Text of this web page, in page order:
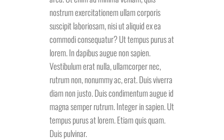
nostrum exercitationem ullam corporis
suscipit laboriosam, nisi ut aliquid ex ea
commodi consequatur? Ut tempus purus at
lorem. In dapibus augue non sapien.
Vestibulum erat nulla, ullamcorper nec,
rutrum non, nonummy ac, erat. Duis viverra
diam non justo. Duis condimentum augue id
magna semper rutrum. Integer in sapien. Ut
tempus purus at lorem. Etiam quis quam.
Duis pulvinar.